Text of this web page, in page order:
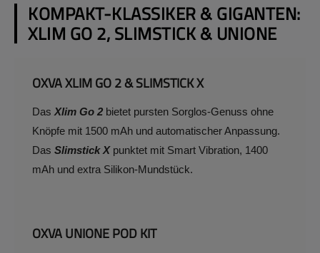
KOMPAKT-KLASSIKER & GIGANTEN:
XLIM GO 2, SLIMSTICK & UNIONE
OXVA XLIM GO 2 & SLIMSTICK X
Das Xlim Go 2 bietet pursten Sorglos-Genuss ohne
Knöpfe mit 1500 mAh und automatischer Anpassung.
Das Slimstick Xpunktet mit Smart Vibration, 1400
mAh und extra Silikon-Mundstück.
OXVA UNIONE POD KIT